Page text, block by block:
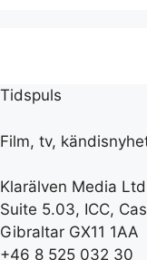
Tidspuls
Film, tv,
Klarälven Media
Suite 5.03, ICC,
Gibraltar GX11 1AA
+46 8 525 032 30